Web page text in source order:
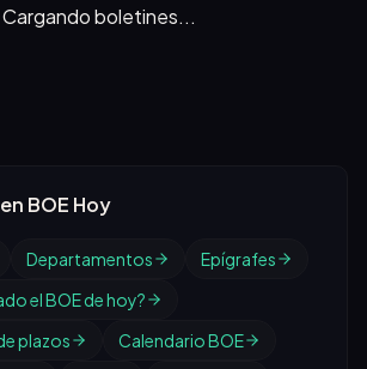
Cargando boletines...
BOE Hoy
Departamentos
Epígrafes
el BOE de hoy?
plazos
Calendario BOE